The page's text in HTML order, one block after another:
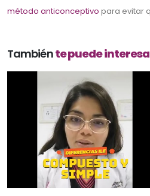
método anticonceptivo para evitar
Tambiénte puede